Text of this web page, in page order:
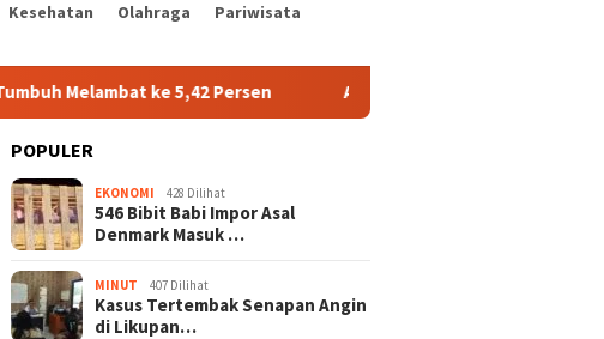
Kesehatan Olahraga
Pariwisata
ke 5,42 Persen Alfamidi Hadirkan Ruang Laktasi di
POPULER
EKONOMI 428 Dilihat
546 Bibit Babi Impor Asal
Denmark Masuk …
MINUT 407 Dilihat
Kasus Tertembak Senapan Angin
di Likupan…